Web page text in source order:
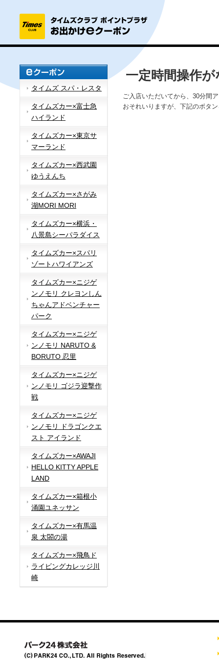
タイムズ スパ・レスタ
タイムズカー×富士急
ハイランド
タイムズカー×東京サ
マーランド
タイムズカー×西武園
ゆうえんち
タイムズカー×さがみ
湖MORI MORI
タイムズカー×横浜・
八景島シーパラダイス
タイムズカー×スパリ
ゾートハワイアンズ
タイムズカー×ニジゲ
ンノモリ クレヨンしん
ちゃんアドベンチャー
パーク
タイムズカー×ニジゲ
ンノモリ NARUTO &
BORUTO 忍里
タイムズカー×ニジゲ
ンノモリ ゴジラ迎撃作
戦
タイムズカー×ニジゲ
ンノモリ ドラゴンクエ
スト アイランド
タイムズカー×AWAJI
HELLO KITTY APPLE
LAND
タイムズカー×箱根小
涌園ユネッサン
タイムズカー×有馬温
泉 太閤の湯
タイムズカー×飛鳥ド
ライビングカレッジ川
崎
一定時間操作
ご入店いただいてから、30分間
おそれいりますが、下記のボタ